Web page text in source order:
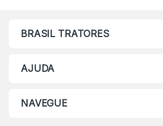
BRASIL TRATORES
AJUDA
NAVEGUE